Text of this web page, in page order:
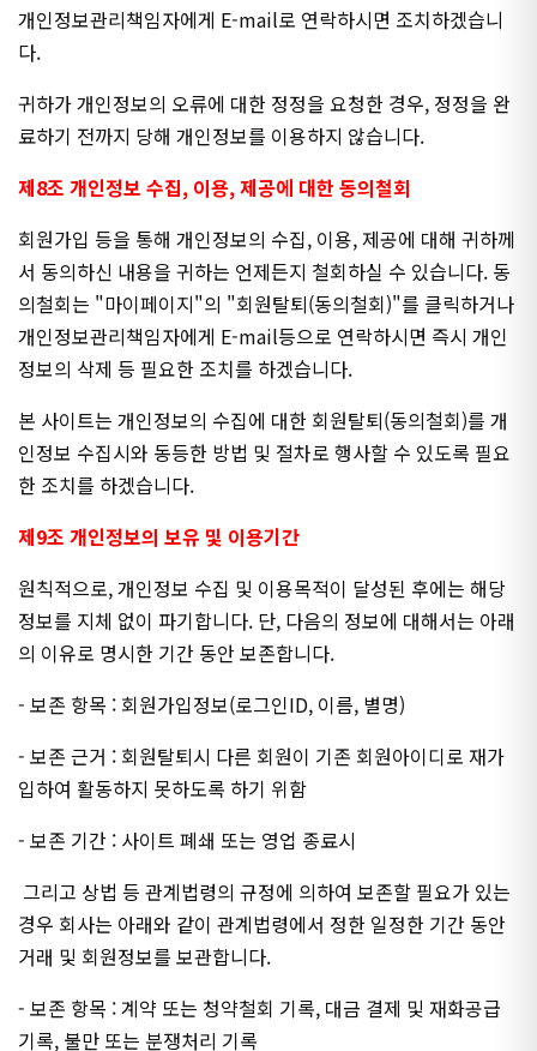
개인정보관리책임자에게 E-mail로 연락하시면 조치하겠습니
다.
귀하가 개인정보의 오류에 대한 정정을 요청한 경우, 정정을 완
료하기 전까지 당해 개인정보를 이용하지 않습니다.
제8조 개인정보 수집, 이용, 제공에 대한 동의철회
회원가입 등을 통해 개인정보의 수집, 이용, 제공에 대해 귀하께
서 동의하신 내용을 귀하는 언제든지 철회하실 수 있습니다. 동
의철회는 "마이페이지"의 "회원탈퇴(동의철회)"를 클릭하거나
개인정보관리책임자에게 E-mail등으로 연락하시면 즉시 개인
정보의 삭제 등 필요한 조치를 하겠습니다.
본 사이트는 개인정보의 수집에 대한 회원탈퇴(동의철회)를 개
인정보 수집시와 동등한 방법 및 절차로 행사할 수 있도록 필요
한 조치를 하겠습니다.
제9조 개인정보의 보유 및 이용기간
원칙적으로, 개인정보 수집 및 이용목적이 달성된 후에는 해당
정보를 지체 없이 파기합니다. 단, 다음의 정보에 대해서는 아래
의 이유로 명시한 기간 동안 보존합니다.
- 보존 항목 : 회원가입정보(로그인ID, 이름, 별명)
- 보존 근거 : 회원탈퇴시 다른 회원이 기존 회원아이디로 재가
입하여 활동하지 못하도록 하기 위함
- 보존 기간 : 사이트 폐쇄 또는 영업 종료시
그리고 상법 등 관계법령의 규정에 의하여 보존할 필요가 있는
경우 회사는 아래와 같이 관계법령에서 정한 일정한 기간 동안
거래 및 회원정보를 보관합니다.
- 보존 항목 : 계약 또는 청약철회 기록, 대금 결제 및 재화공급
기록, 불만 또는 분쟁처리 기록